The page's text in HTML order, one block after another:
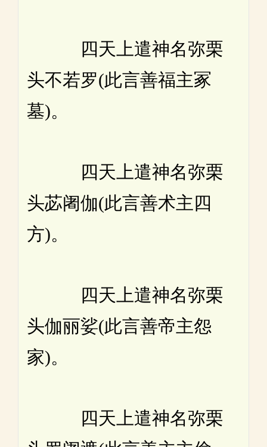
四天上遣神名弥栗
头不若罗(此言善福主冢
墓)。
四天上遣神名弥栗
头苾阇伽(此言善术主四
方)。
四天上遣神名弥栗
头伽丽娑(此言善帝主怨
家)。
四天上遣神名弥栗